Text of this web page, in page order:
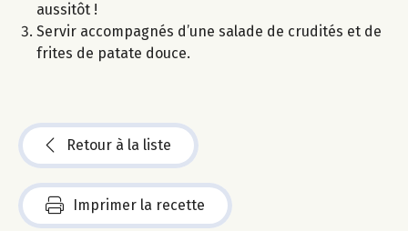
aussitôt !
Servir accompagnés d’une salade de crudités et de
frites de patate douce.
Retour à la liste
Imprimer la recette